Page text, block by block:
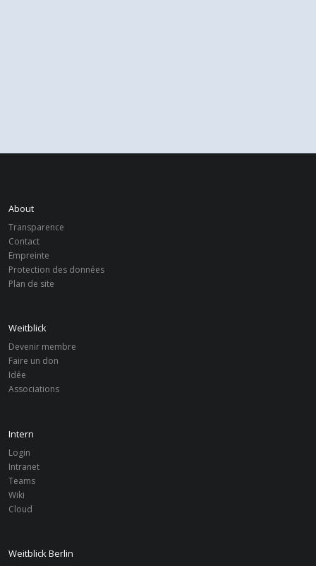
About
Transparence
Contact
Empreinte
Protection des données
Plan de site
Weitblick
Devenir membre
Faire un don
Idée
Associations
Intern
Login
Intranet
Teams
Wiki
Cloud
Weitblick Berlin